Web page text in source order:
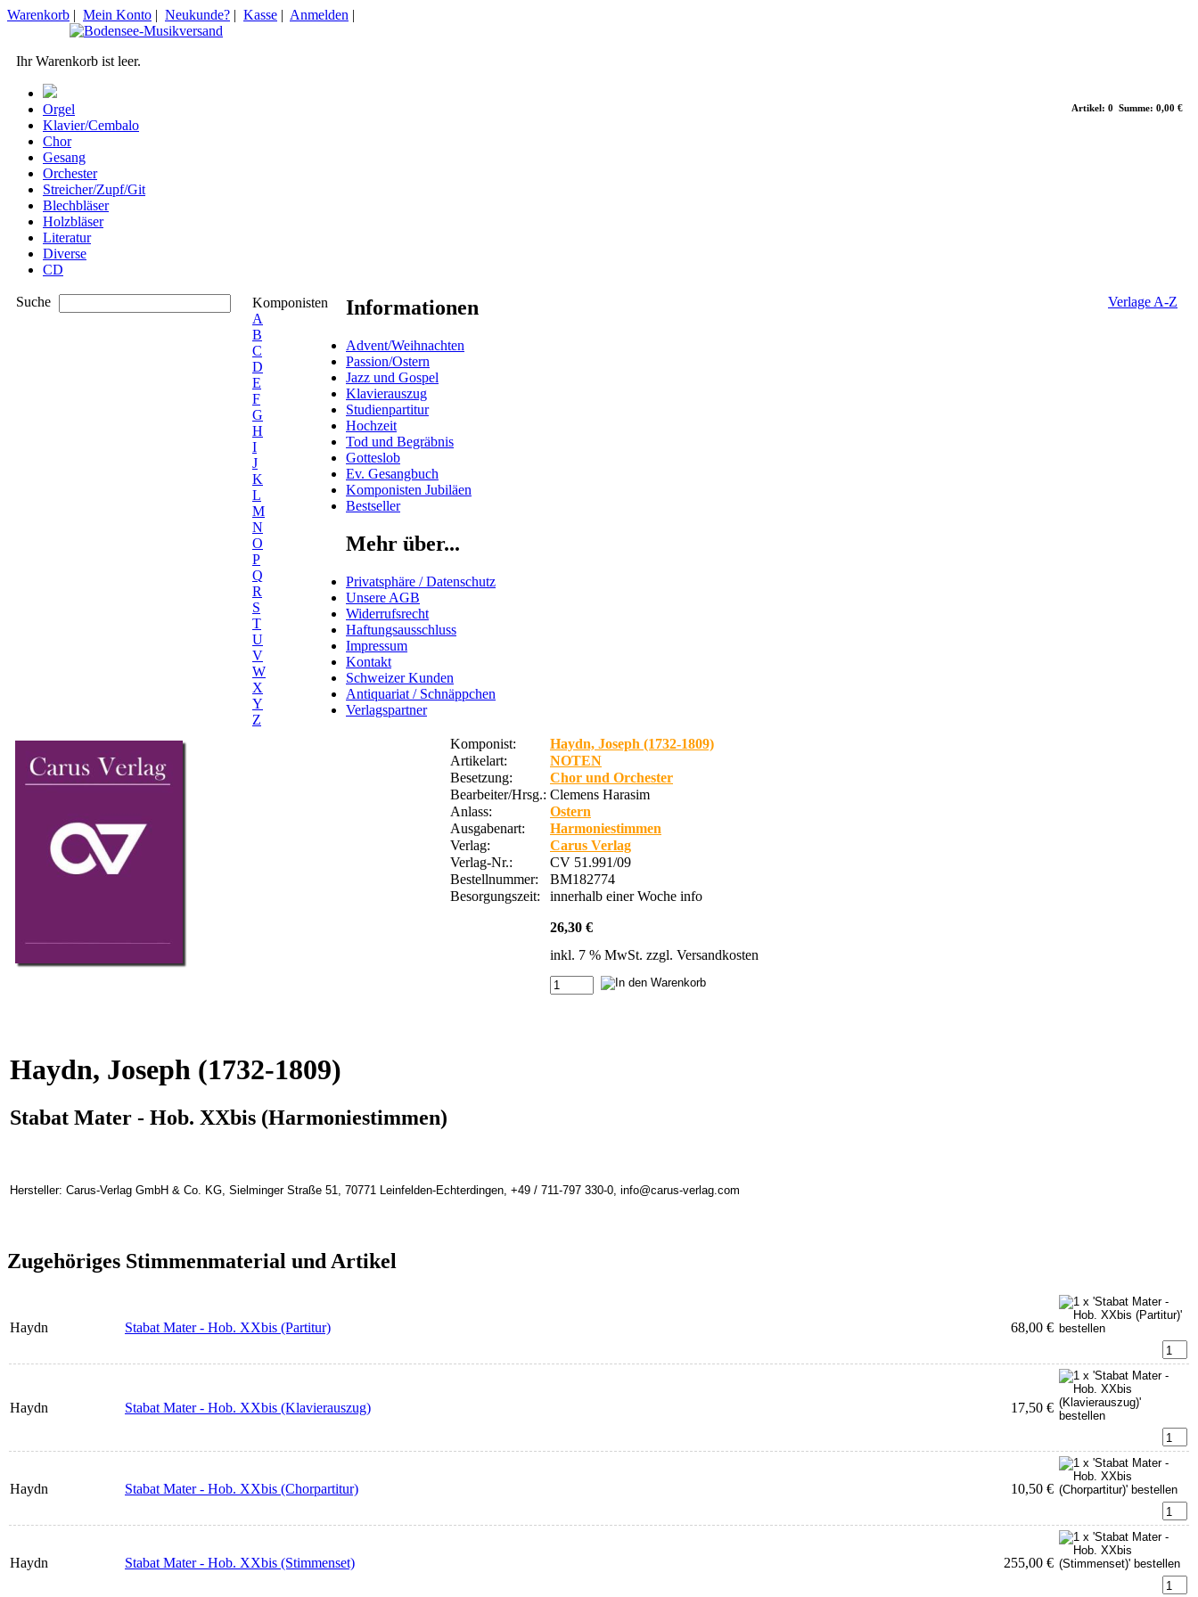
Artikel: 0 Summe: 0,00 €
Warenkorb | Mein Konto | Neukunde? | Kasse | Anmelden |
Ihr Warenkorb ist leer.
Orgel
Klavier/Cembalo
Chor
Gesang
Orchester
Streicher/Zupf/Git
Blechbläser
Holzbläser
Literatur
Diverse
CD
Suche
Komponisten
A
B
C
D
E
F
G
H
I
J
K
L
M
N
O
P
Q
R
S
T
U
V
W
X
Y
Z
Verlage A-Z
Informationen
Advent/Weihnachten
Passion/Ostern
Jazz und Gospel
Klavierauszug
Studienpartitur
Hochzeit
Tod und Begräbnis
Gotteslob
Ev. Gesangbuch
Komponisten Jubiläen
Bestseller
Mehr über...
Privatsphäre / Datenschutz
Unsere AGB
Widerrufsrecht
Haftungsausschluss
Impressum
Kontakt
Schweizer Kunden
Antiquariat / Schnäppchen
Verlagspartner
Komponist:
Haydn, Joseph (1732-1809)
Artikelart:
NOTEN
Besetzung:
Chor und Orchester
Bearbeiter/Hrsg.: Clemens Harasim
Anlass:
Ostern
Ausgabenart:
Harmoniestimmen
Verlag:
Carus Verlag
Verlag-Nr.:
CV 51.991/09
Bestellnummer:
BM182774
Besorgungszeit:
innerhalb einer Woche info
26,30 €
inkl. 7 % MwSt. zzgl. Versandkosten
Haydn, Joseph (1732-1809)
Stabat Mater - Hob. XXbis (Harmoniestimmen)
Hersteller: Carus-Verlag GmbH & Co. KG, Sielminger Straße 51, 70771 Leinfelden-Echterdingen, +49 / 711-797 330-0, info@carus-verlag.com
Zugehöriges Stimmenmaterial und Artikel
Haydn Stabat Mater - Hob. XXbis (Partitur) 68,00 €
Haydn Stabat Mater - Hob. XXbis (Klavierauszug) 17,50 €
Haydn Stabat Mater - Hob. XXbis (Chorpartitur) 10,50 €
Haydn Stabat Mater - Hob. XXbis (Stimmenset) 255,00 €